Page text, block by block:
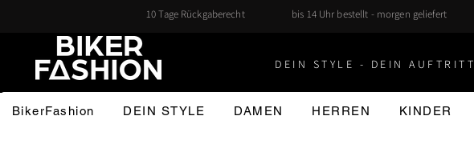
10 Tage Rückgaberecht bis 14 Uhr bestellt - morgen geliefert
DEIN STYLE - DEIN AUFTRITT
BikerFashion DEIN STYLE DAMEN HERREN KINDER